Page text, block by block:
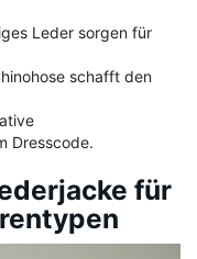
Leder sorgen für
schafft den
Dresscode.
für